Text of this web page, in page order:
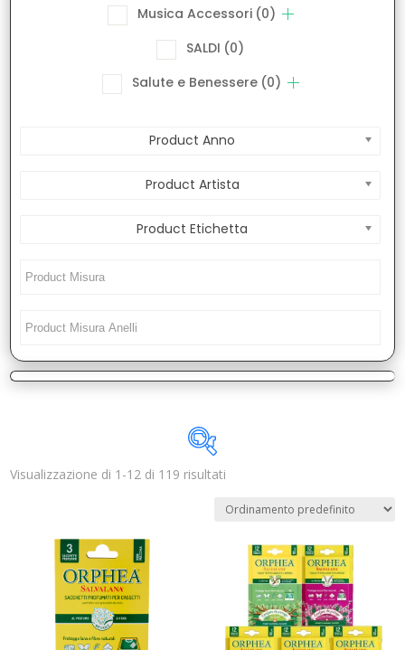
Musica Accessori (0)
SALDI (0)
Salute e Benessere (0)
Product Anno
Product Artista
Product Etichetta
Categorie prodotto
Trovaprezzi(0)
Visualizzazione di 1-12 di 119 risultati